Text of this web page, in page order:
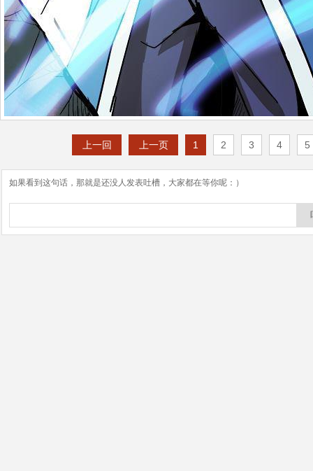
上一回 上一页 1 2 3 4 5
如果看到这句话，那就是还没人发表吐槽，大家都在等你呢：）